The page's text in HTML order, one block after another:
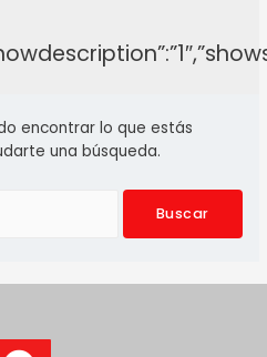
encontrar lo que estás
una búsqueda.